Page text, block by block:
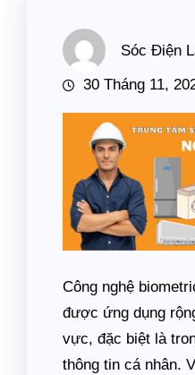
Sóc Điện
30 Tháng 11,
Công nghệ
được ứng dụng
vực, đặc biệt là
thông tin cá nhân.